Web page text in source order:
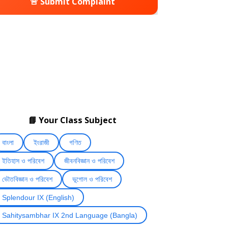
📘 Your Class Subject
বাংলা ইংরাজী গণিত
ইতিহাস ও পরিবেশ জীবনবিজ্ঞান ও পরিবেশ
ভৌতবিজ্ঞান ও পরিবেশ ভূগোল ও পরিবেশ
Splendour IX (English)
Sahitysambhar IX 2nd Language (Bangla)